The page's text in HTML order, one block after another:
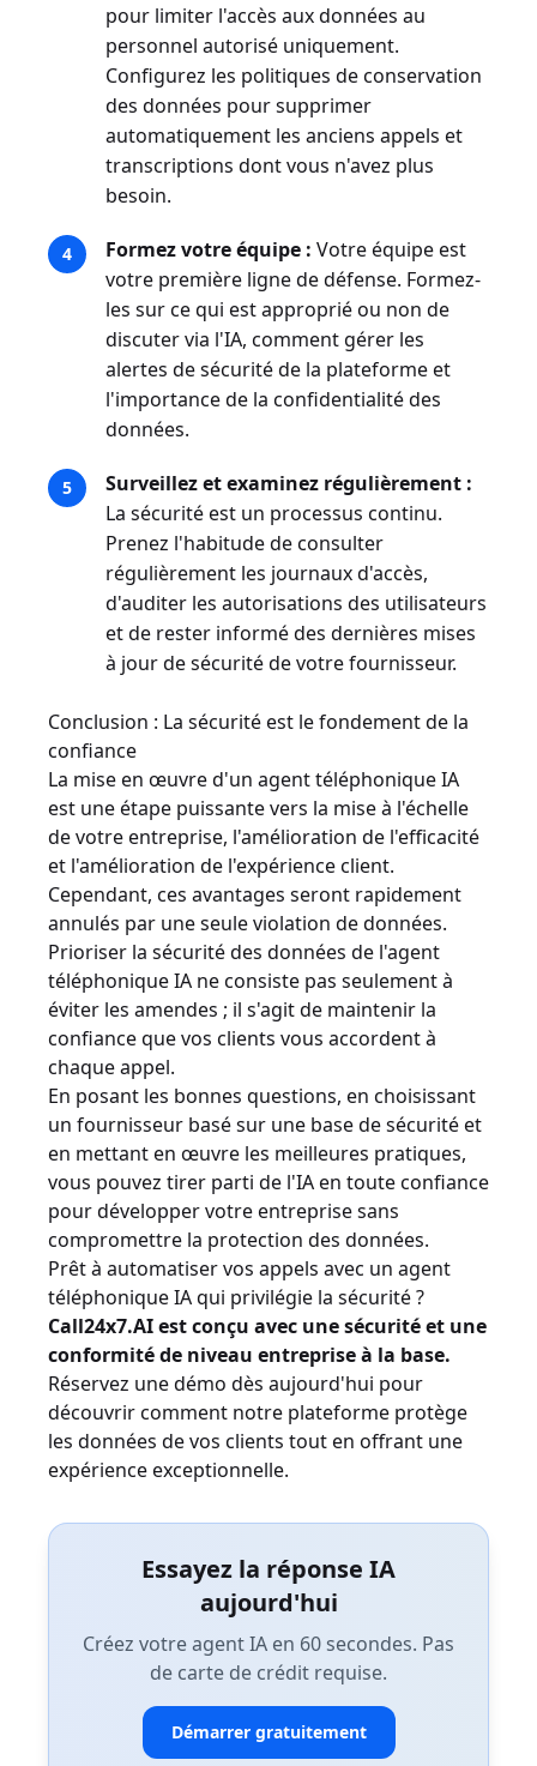
pour limiter l'accès aux données au
personnel autorisé uniquement.
Configurez les politiques de conservation
des données pour supprimer
automatiquement les anciens appels et
transcriptions dont vous n'avez plus
besoin.
Formez votre équipe : Votre équipe est
votre première ligne de défense. Formez-
les sur ce qui est approprié ou non de
discuter via l'IA, comment gérer les
alertes de sécurité de la plateforme et
l'importance de la confidentialité des
données.
Surveillez et examinez régulièrement :
La sécurité est un processus continu.
Prenez l'habitude de consulter
régulièrement les journaux d'accès,
d'auditer les autorisations des utilisateurs
et de rester informé des dernières mises
à jour de sécurité de votre fournisseur.
Conclusion : La sécurité est le fondement de la
confiance
La mise en œuvre d'un agent téléphonique IA
est une étape puissante vers la mise à l'échelle
de votre entreprise, l'amélioration de l'efficacité
et l'amélioration de l'expérience client.
Cependant, ces avantages seront rapidement
annulés par une seule violation de données.
Prioriser la sécurité des données de l'agent
téléphonique IA ne consiste pas seulement à
éviter les amendes ; il s'agit de maintenir la
confiance que vos clients vous accordent à
chaque appel.
En posant les bonnes questions, en choisissant
un fournisseur basé sur une base de sécurité et
en mettant en œuvre les meilleures pratiques,
vous pouvez tirer parti de l'IA en toute confiance
pour développer votre entreprise sans
compromettre la protection des données.
Prêt à automatiser vos appels avec un agent
téléphonique IA qui privilégie la sécurité ?
Call24x7.AI est conçu avec une sécurité et une
conformité de niveau entreprise à la base.
Réservez une démo dès aujourd'hui pour
découvrir comment notre plateforme protège
les données de vos clients tout en offrant une
expérience exceptionnelle.
Essayez la réponse IA
aujourd'hui
Créez votre agent IA en 60 secondes. Pas
de carte de crédit requise.
Démarrer gratuitement